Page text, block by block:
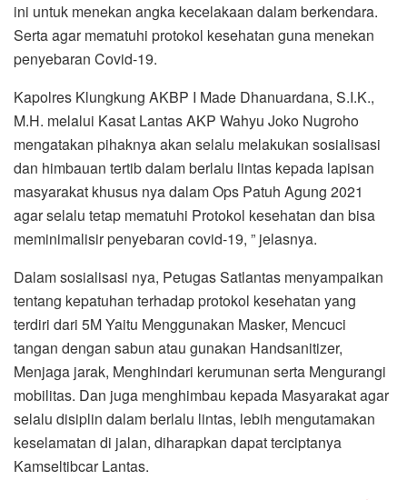
ini untuk menekan angka kecelakaan dalam berkendara.
Serta agar mematuhi protokol kesehatan guna menekan
penyebaran Covid-19.
Kapolres Klungkung AKBP I Made Dhanuardana, S.I.K.,
M.H. melalui Kasat Lantas AKP Wahyu Joko Nugroho
mengatakan pihaknya akan selalu melakukan sosialisasi
dan himbauan tertib dalam berlalu lintas kepada lapisan
masyarakat khusus nya dalam Ops Patuh Agung 2021
agar selalu tetap mematuhi Protokol kesehatan dan bisa
meminimalisir penyebaran covid-19, ” jelasnya.
Dalam sosialisasi nya, Petugas Satlantas menyampaikan
tentang kepatuhan terhadap protokol kesehatan yang
terdiri dari 5M Yaitu Menggunakan Masker, Mencuci
tangan dengan sabun atau gunakan Handsanitizer,
Menjaga jarak, Menghindari kerumunan serta Mengurangi
mobilitas. Dan juga menghimbau kepada Masyarakat agar
selalu disiplin dalam berlalu lintas, lebih mengutamakan
keselamatan di jalan, diharapkan dapat terciptanya
Kamseltibcar Lantas.